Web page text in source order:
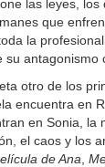
las leyes,
que
la
su antagonismo
otro de los
encuentra en
en Sonia, la
el caos y los
de Ana